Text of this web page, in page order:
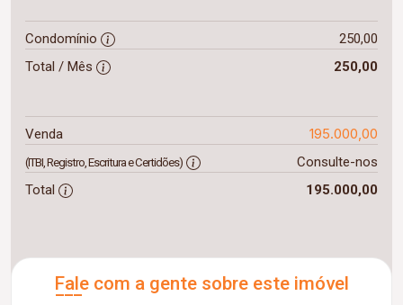
Condomínio
250,00
Total / Mês
250,00
Venda 195.000,00
(ITBI, Registro, Escritura e Certidões)
Consulte-nos
Total
195.000,00
Fale com a gente sobre este imóvel